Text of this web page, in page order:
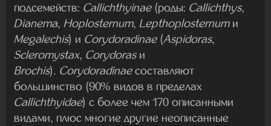
подсемейств: Callichthyinae (роды: Callichthys,
Dianema, Hoplosternum, Lepthoplosternum и
Megalechis) и Corydoradinae (Aspidoras,
Scleromystax, Corydorasи
Brochis). Corydoradinaeсоставляют
большинство (90% видов в пределах
Callichthyidae) с более чем 170 описанными
видами, плюс многие другие неописанные